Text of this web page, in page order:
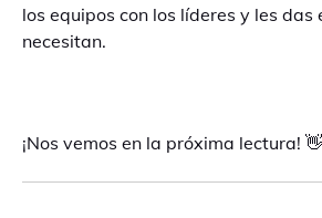
los equipos con los líderes y les das
necesitan.
¡Nos vemos en la próxima lectura! 👋